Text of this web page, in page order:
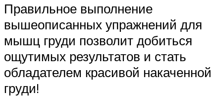
Правильное выполнение
вышеописанных упражнений для
мышц груди позволит добиться
ощутимых результатов и стать
обладателем красивой накаченной
груди!